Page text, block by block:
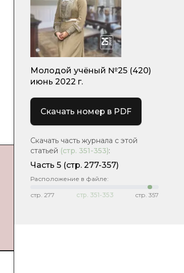
Молодой учёный №25 (420)
июнь 2022 г.
Скачать номер в PDF
Скачать часть журнала с этой
статьей (стр. 351-353):
Часть 5 (стр. 277-357)
Расположение в файле:
стр. 277 стр. 351-353 стр. 357